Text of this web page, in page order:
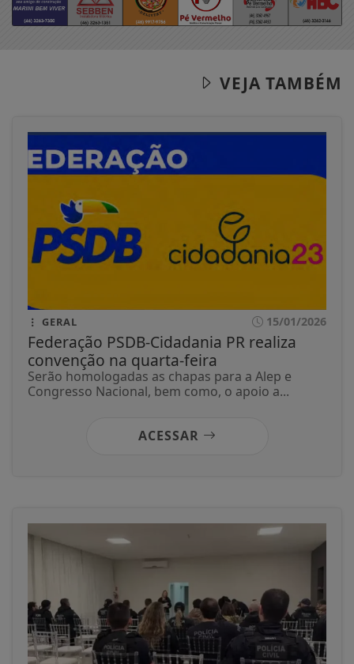
VEJA TAMBÉM
GERAL 15/01/2026
Federação PSDB-Cidadania PR realiza
convenção na quarta-feira
Serão homologadas as chapas para a Alep e
Congresso Nacional, bem como, o apoio a...
ACESSAR